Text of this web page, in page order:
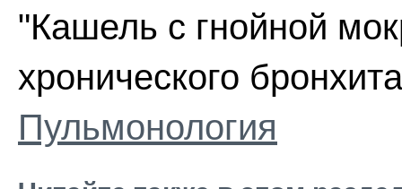
"Кашель с гнойной
хронического
Пульмонология